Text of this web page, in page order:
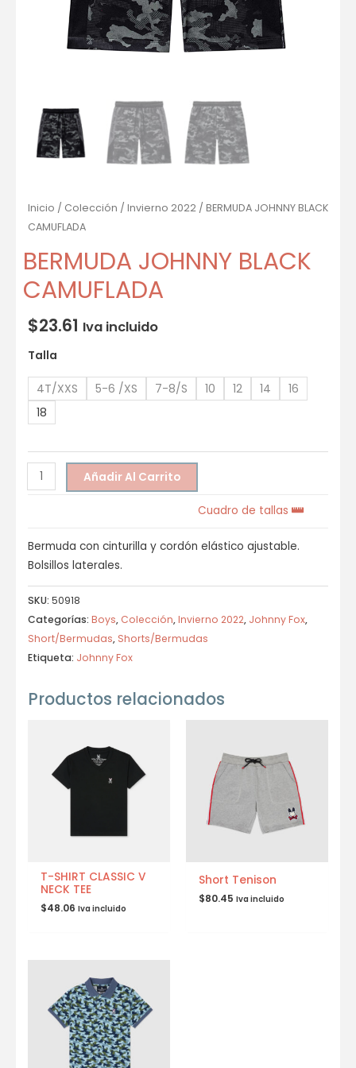
Inicio / Colección / Invierno 2022 / BERMUDA JOHNNY BLACK
CAMUFLADA
BERMUDA JOHNNY BLACK
CAMUFLADA
$23.61 Iva incluido
Talla
4T/XXS 5-6 /XS 7-8/S 10 12 14
16
18
Añadir Al Carrito
Cuadro de tallas
Bermuda con cinturilla y cordón elástico ajustable.
Bolsillos laterales.
SKU: 50918
Categorías: Boys, Colección,Invierno 2022, Johnny Fox,
Short/Bermudas, Shorts/Bermudas
Etiqueta: Johnny Fox
Productos relacionados
T-SHIRT CLASSIC V
NECK TEE
$48.06 Iva incluido
Short Tenison
$80.45 Iva incluido